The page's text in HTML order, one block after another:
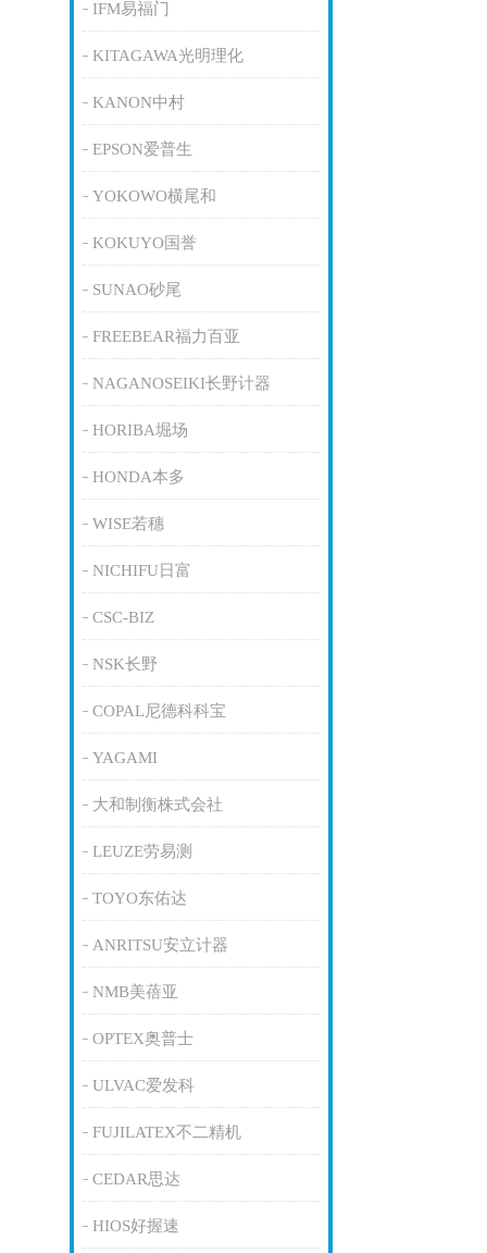
IFM易福门
KITAGAWA光明理化
KANON中村
EPSON爱普生
YOKOWO横尾和
KOKUYO国誉
SUNAO砂尾
FREEBEAR福力百亚
NAGANOSEIKI长野计器
HORIBA堀场
HONDA本多
WISE若穗
NICHIFU日富
CSC-BIZ
NSK长野
COPAL尼德科科宝
YAGAMI
大和制衡株式会社
LEUZE劳易测
TOYO东佑达
ANRITSU安立计器
NMB美蓓亚
OPTEX奥普士
ULVAC爱发科
FUJILATEX不二精机
CEDAR思达
HIOS好握速